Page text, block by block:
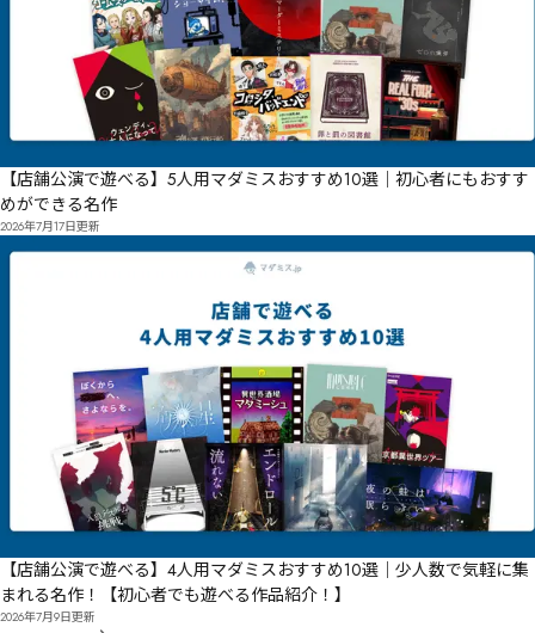
【店舗公演で遊べる】5人用マダミスおすすめ10選｜初心者にもおすす
めができる名作
2026年7月17日更新
【店舗公演で遊べる】4人用マダミスおすすめ10選｜少人数で気軽に集
まれる名作！【初心者でも遊べる作品紹介！】
2026年7月9日更新